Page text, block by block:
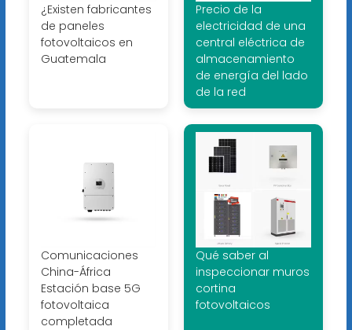
¿Existen fabricantes
de paneles
fotovoltaicos en
Guatemala
Precio de la
electricidad de una
central eléctrica de
almacenamiento
de energía del lado
de la red
Comunicaciones
China-África
Estación base 5G
fotovoltaica
completada
Qué saber al
inspeccionar muros
cortina
fotovoltaicos